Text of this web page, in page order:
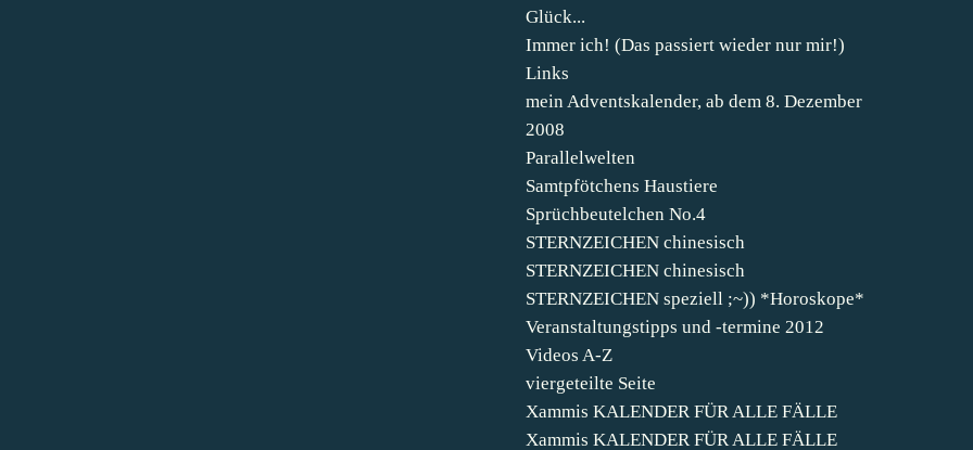
Glück...
Immer ich! (Das passiert wieder nur mir!)
Links
mein Adventskalender, ab dem 8. Dezember
2008
Parallelwelten
Samtpfötchens Haustiere
Sprüchbeutelchen No.4
STERNZEICHEN chinesisch
STERNZEICHEN chinesisch
STERNZEICHEN speziell ;~)) *Horoskope*
Veranstaltungstipps und -termine 2012
Videos A-Z
viergeteilte Seite
Xammis KALENDER FÜR ALLE FÄLLE
Xammis KALENDER FÜR ALLE FÄLLE